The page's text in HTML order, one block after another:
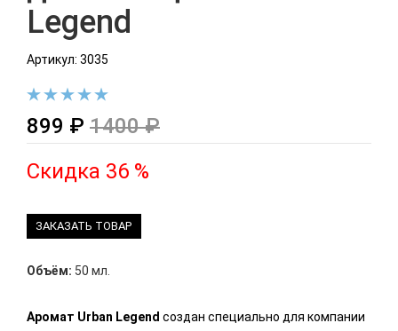
Legend
Артикул: 3035
899 ₽ 1400 ₽
Скидка 36 %
ЗАКАЗАТЬ ТОВАР
Объём: 50 мл.
Аромат Urban Legend создан специально для компании